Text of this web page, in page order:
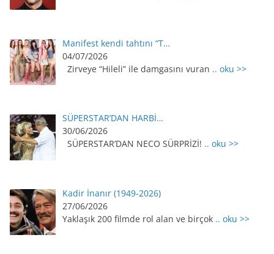
Manifest kendi tahtını “T…
04/07/2026
Zirveye “Hileli” ile damgasını vuran .. oku >>
SÜPERSTAR’DAN HARBİ…
30/06/2026
SÜPERSTAR’DAN NECO SÜRPRİZİ! .. oku >>
Kadir İnanır (1949-2026)
27/06/2026
Yaklaşık 200 filmde rol alan ve birçok .. oku >>